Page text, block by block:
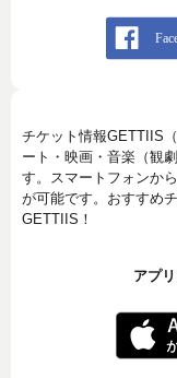
チケット情報GETTIIS
ート・映画・音楽（観
す。スマートフォンか
が可能です。おすすめ
GETTIIS！
アプ